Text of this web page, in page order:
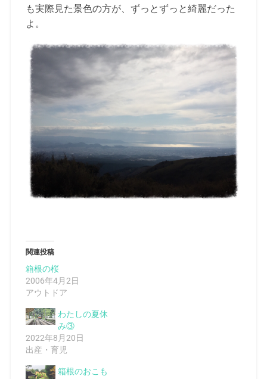
も実際見た景色の方が、ずっとずっと綺麗だった
よ。
関連投稿
箱根の桜
2006年4月2日
アウトドア
わたしの夏休
み③
2022年8月20日
出産・育児
箱根のおこも